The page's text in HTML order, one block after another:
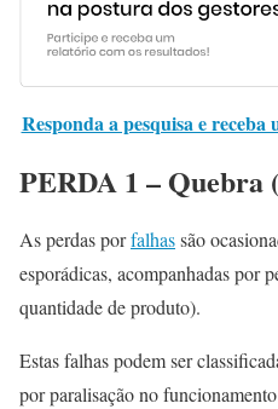
Responda a pesquisa e
PERDA 1 – Quebra
As perdas porfalhassão
esporádicas, acompanhadas por
quantidade de produto).
Estas falhas podem ser
por paralisação no